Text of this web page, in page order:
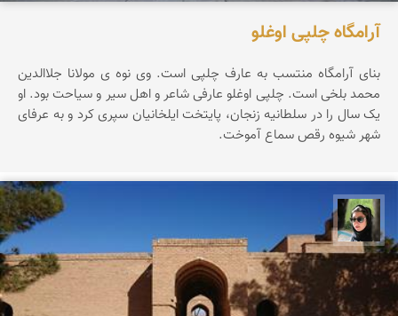
آرامگاه چلپی اوغلو
بنای آرامگاه منتسب به عارف چلپی است. وی نوه ی مولانا جلاالدین
محمد بلخی است. چلپی اوغلو عارفی شاعر و اهل سیر و سیاحت بود. او
یک سال را در سلطانیه زنجان، پایتخت ایلخانیان سپری کرد و به عرفای
شهر شیوه رقص سماع آموخت.
سپیده اصلان